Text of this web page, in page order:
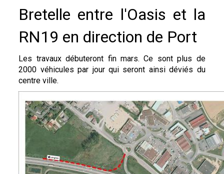
Bretelle entre l'Oasis et la
RN19 en direction de Port
Les travaux débuteront fin mars. Ce sont plus de
2000 véhicules par jour qui seront ainsi déviés du
centre ville.